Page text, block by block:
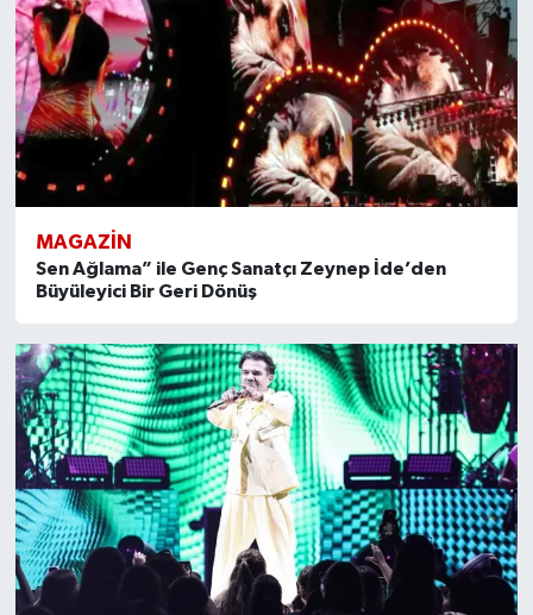
MAGAZİN
Sen Ağlama” ile Genç Sanatçı Zeynep İde’den
Büyüleyici Bir Geri Dönüş